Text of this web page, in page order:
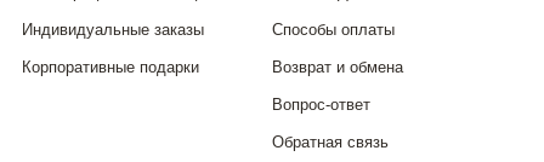
Индивидуальные заказы
Корпоративные подарки
Способы оплаты
Возврат и обмена
Вопрос-ответ
Обратная связь